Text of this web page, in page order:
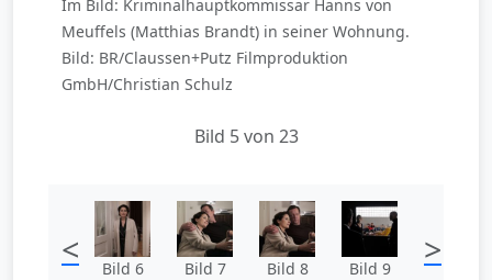
Im Bild: Kriminalhauptkommissar Hanns von
Meuffels (Matthias Brandt) in seiner Wohnung.
Bild: BR/Claussen+Putz Filmproduktion
GmbH/Christian Schulz
Bild 5 von 23
< Bild 6 Bild 7 Bild 8 Bild 9 >